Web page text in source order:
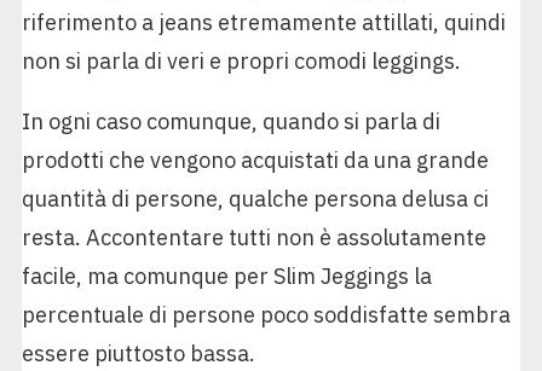
riferimento a jeans etremamente attillati, quindi
non si parla di veri e propri comodi leggings.
In ogni caso comunque, quando si parla di
prodotti che vengono acquistati da una grande
quantità di persone, qualche persona delusa ci
resta. Accontentare tutti non è assolutamente
facile, ma comunque per Slim Jeggings la
percentuale di persone poco soddisfatte sembra
essere piuttosto bassa.